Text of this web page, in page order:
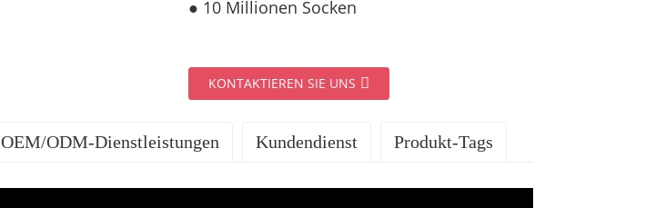
● 10 Millionen Socken
KONTAKTIEREN SIE UNS
OEM/ODM-Dienstleistungen Kundendienst Produkt-Tags